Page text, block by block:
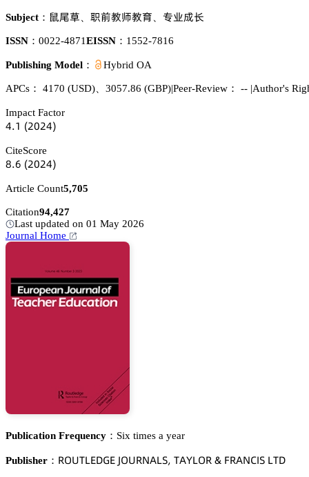
Subject： 憬燅椏 羚魦䯄慻䯄猇 角簱㩆㾛
ISSN： 0022-4871EISSN： 1552-7816
Publishing Model： Hybrid OA
APCs： 4170 (USD) 3057.86 (GBP)|Peer-Review： -- |Author's
Impact Factor
鋺.声 (缗蔡缗鋺)
CiteScore
躭.炆 (缗蔡缗鋺)
Article Count5,705
Citation94,427
Last updated on 01 May 2026
Journal Home
Publication Frequency： Six times a year
Publisher： 葤鵣侶穫欄乊枀佥乊 嗧鵣侶葤沟嵻欄偌, 穫嵻巨欄鵣葤 & 彦葤嵻沟。喊偌 欄穫枀